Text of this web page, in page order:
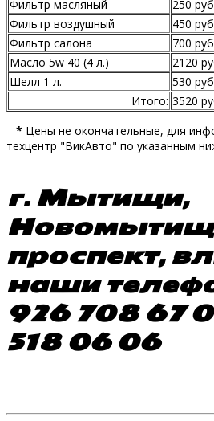
Фильтр масляный
250
Фильтр воздушный
450
Фильтр салона
700
Масло 5w 40 (4 л.)
2120
Шелл 1 л.
530
Итого: 3520
* Цены не окончательные, для
техцентр "ВикАвто" по указанным
г. Мытищи,
проспект,
наши
926 708 67
518 06 06